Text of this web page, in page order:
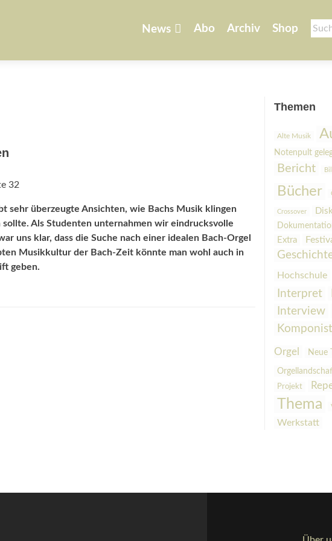
nach:
springen
News Abo Archiv Shop
32
sehr überzeugte Ansichten, wie Bachs Musik klingen
Als Studenten unternahmen wir eindrucksvolle
uns klar, dass die Suche nach einer idealen Bach-Orgel
Musikkultur der Bach-Zeit könnte man wohl auch in
geben.
Themen
Alte Musik
Notenpult
Bericht
Bücher
Crossover
Extra
Hochschule
Interpret
Interview
Komponist
Orgel Neue
Projekt
Thema
Werkstatt